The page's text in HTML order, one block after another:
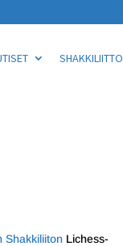
SHAKKILIITTO
Shakkiliiton Lichess-